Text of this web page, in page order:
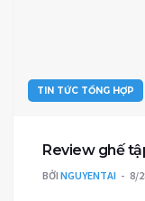
TIN TỨC TỔNG HỢP
Review ghế
BỞI NGUYENTAI 8/